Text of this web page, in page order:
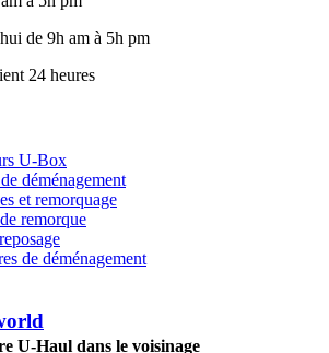
de 9h am à 5h pm
24 heures
U-Box
déménagement
et remorquage
remorque
de déménagement
U-Haul dans le voisinage